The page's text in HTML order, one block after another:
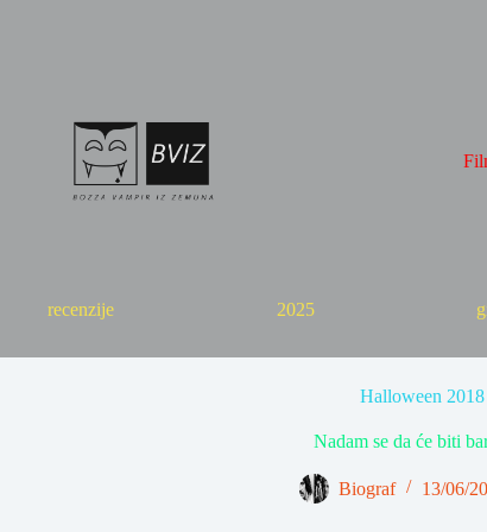
recenzije 2025
Halloween
Nadam se da će biti
Biograf 13/06/